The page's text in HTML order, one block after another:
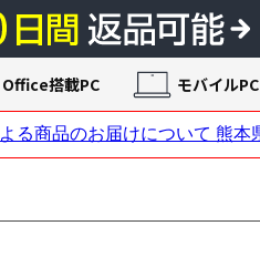
Office搭載PC モバイルPC